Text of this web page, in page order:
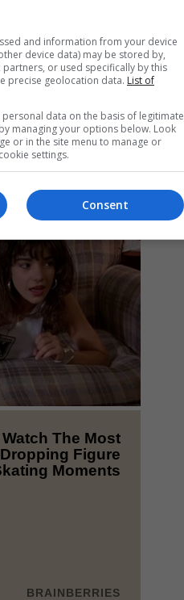
and information from your device
device data) may be stored by,
or used specifically by this
precise geolocation data. List of
data on the basis of legitimate
managing your options below. Look
or in the site menu to manage or
settings.
Consent